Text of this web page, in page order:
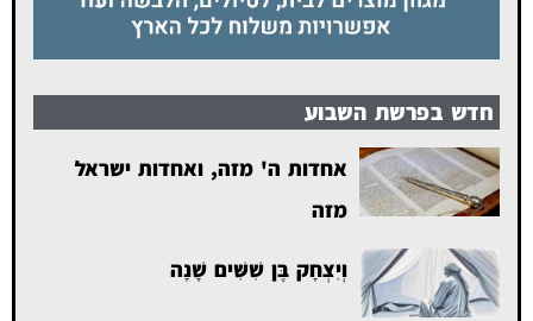
חדש בפרשת השבוע
אחדות ה' מזה, ואחדות ישראל
מזה
וְיִצְחָק בֶּן שִׁשִּׁים שָׁנָה